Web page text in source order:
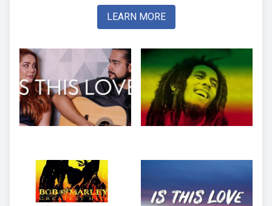
LEARN MORE